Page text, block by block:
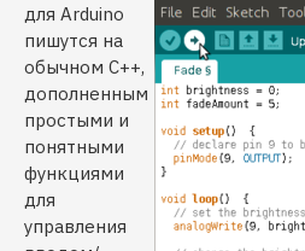
для Arduino
пишутся на
обычном C++,
дополненным
простыми и
понятными
функциями
для
управления